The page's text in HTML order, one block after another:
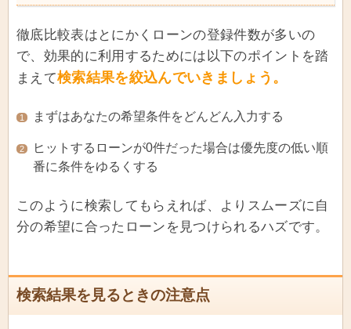
徹底比較表はとにかくローンの登録件数が多いの
で、効果的に利用するためには以下のポイントを踏
まえて検索結果を絞込んでいきましょう。
1 まずはあなたの希望条件をどんどん入力する
2
ヒットするローンが0件だった場合は優先度の低い順
番に条件をゆるくする
このように検索してもらえれば、よりスムーズに自
分の希望に合ったローンを見つけられるハズです。
検索結果を見るときの注意点